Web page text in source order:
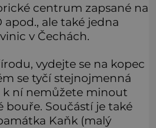
centrum zapsané na
apod., ale také jedna
v Čechách.
vydejte se na kopec
se tyčí stejnojmenná
k ní nemůžete minout
bouře. Součástí je také
Kaňk (malý